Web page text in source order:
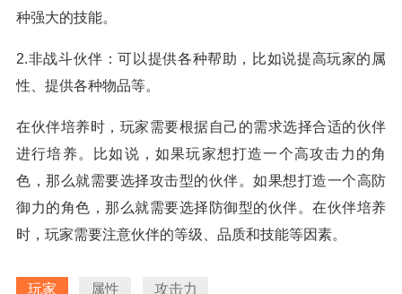
种强大的技能。
2.非战斗伙伴：可以提供各种帮助，比如说提高玩家的属
性、提供各种物品等。
在伙伴培养时，玩家需要根据自己的需求选择合适的伙伴
进行培养。比如说，如果玩家想打造一个高攻击力的角
色，那么就需要选择攻击型的伙伴。如果想打造一个高防
御力的角色，那么就需要选择防御型的伙伴。在伙伴培养
时，玩家需要注意伙伴的等级、品质和技能等因素。
玩家 属性 攻击力